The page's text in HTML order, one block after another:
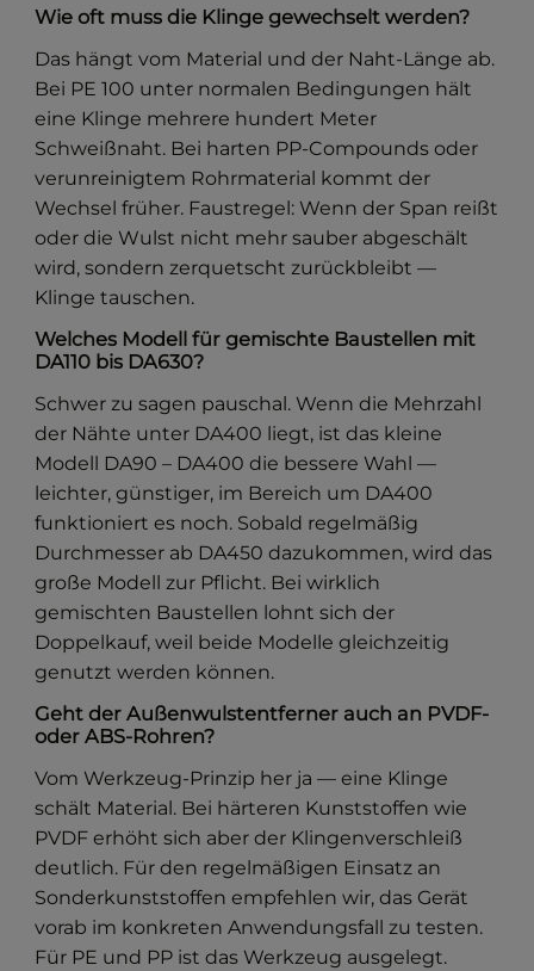
Wie oft muss die Klinge gewechselt werden?
Das hängt vom Material und der Naht-Länge ab.
Bei PE 100 unter normalen Bedingungen hält
eine Klinge mehrere hundert Meter
Schweißnaht. Bei harten PP-Compounds oder
verunreinigtem Rohrmaterial kommt der
Wechsel früher. Faustregel: Wenn der Span reißt
oder die Wulst nicht mehr sauber abgeschält
wird, sondern zerquetscht zurückbleibt —
Klinge tauschen.
Welches Modell für gemischte Baustellen mit
DA110 bis DA630?
Schwer zu sagen pauschal. Wenn die Mehrzahl
der Nähte unter DA400 liegt, ist das kleine
Modell DA90 – DA400 die bessere Wahl —
leichter, günstiger, im Bereich um DA400
funktioniert es noch. Sobald regelmäßig
Durchmesser ab DA450 dazukommen, wird das
große Modell zur Pflicht. Bei wirklich
gemischten Baustellen lohnt sich der
Doppelkauf, weil beide Modelle gleichzeitig
genutzt werden können.
Geht der Außenwulstentferner auch an PVDF-
oder ABS-Rohren?
Vom Werkzeug-Prinzip her ja — eine Klinge
schält Material. Bei härteren Kunststoffen wie
PVDF erhöht sich aber der Klingenverschleiß
deutlich. Für den regelmäßigen Einsatz an
Sonderkunststoffen empfehlen wir, das Gerät
vorab im konkreten Anwendungsfall zu testen.
Für PE und PP ist das Werkzeug ausgelegt.